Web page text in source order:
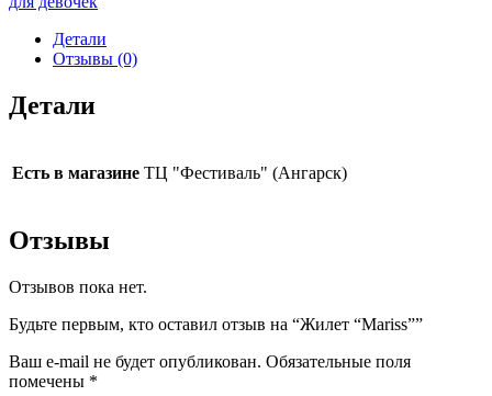
Детали
Отзывы (0)
Детали
Есть в магазине ТЦ "Фестиваль" (Ангарск)
Отзывы
Отзывов пока нет.
Будьте первым, кто оставил отзыв на “Жилет “Mariss””
Ваш e-mail не будет опубликован. Обязательные поля
помечены *